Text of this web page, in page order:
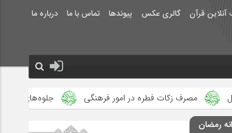
آنلاین قرآن گالری عکس پیوندها تماس با ما درباره ما
در امور فرهنگی جلوه‌های بزرگ نصرت الهی در ماه
رمضان